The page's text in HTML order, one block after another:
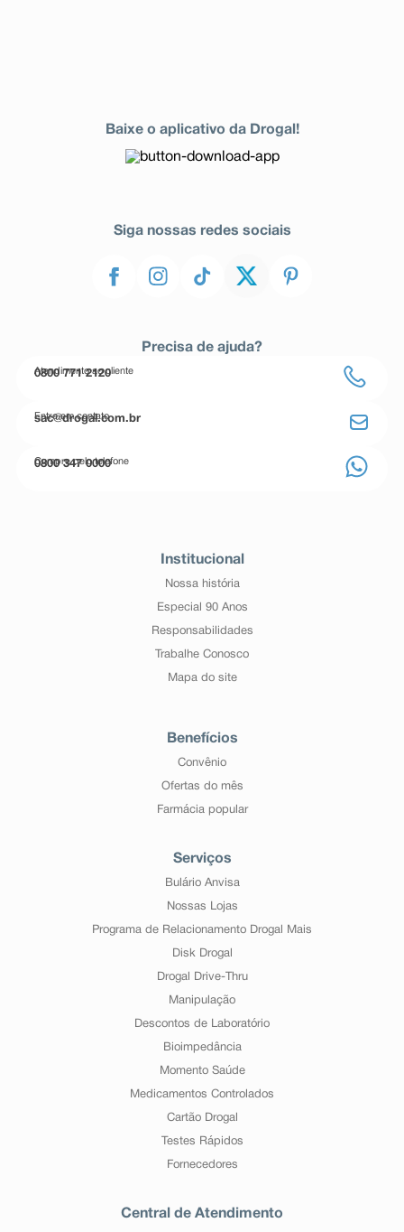
Baixe o aplicativo da Drogal!
Siga nossas redes sociais
Precisa de ajuda?
Atendimento ao cliente
0800 771 2120
Entre em contato
sac@drogal.com.br
Compre pelo telefone
0800 347 0000
Institucional
Nossa história
Especial 90 Anos
Responsabilidades
Trabalhe Conosco
Mapa do site
Benefícios
Convênio
Ofertas do mês
Farmácia popular
Serviços
Bulário Anvisa
Nossas Lojas
Programa de Relacionamento Drogal Mais
Disk Drogal
Drogal Drive-Thru
Manipulação
Descontos de Laboratório
Bioimpedância
Momento Saúde
Medicamentos Controlados
Cartão Drogal
Testes Rápidos
Fornecedores
Central de Atendimento